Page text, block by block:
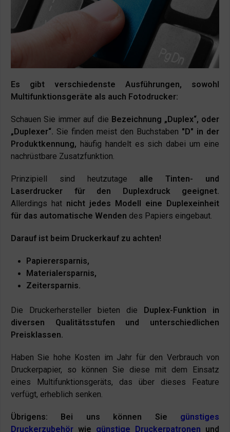
Es gibt verschiedenste Ausführungen, sowohl
Multifunktionsgeräte als auch Fotodrucker:
Schauen Sie immer auf die Bezeichnung „Duplex“, oder
„Duplexer“. Sie finden meist den Buchstaben "D" in der
Produktkennung, häufig handelt es sich dabei um eine
nachrüstbare Zusatzfunktion.
Prinzipiell sind heutzutage alle Tinten- und
Laserdrucker für den Duplexdruck geeignet.
Allerdings hat nicht jedes Modell eine Duplexeinheit
für das automatische Wenden des Papiers eingebaut.
Darauf ist beim Druckerkauf zu achten!
Papierersparnis,
Materialersparnis,
Zeitersparnis.
Die Druckerhersteller bieten die Duplex-Funktion in
diversen Qualitätsstufen und unterschiedlichen
Preisklassen.
Haben Sie hohe Kosten im Jahr für den Verbrauch von
Druckerpapier, so können Sie diese mit dem Einsatz
eines Multifunktionsgeräts, das über dieses Feature
verfügt, erheblich senken.
Übrigens: Bei uns können Sie günstiges
Druckerzubehör wie günstige Druckerpatronen und